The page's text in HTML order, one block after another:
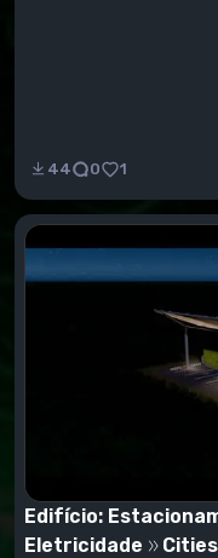
44 0 1
Edifício:
Eletricidade